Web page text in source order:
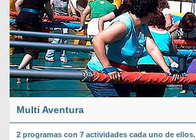
Multi Aventura
2 programas con 7 actividades cada uno de ellos.